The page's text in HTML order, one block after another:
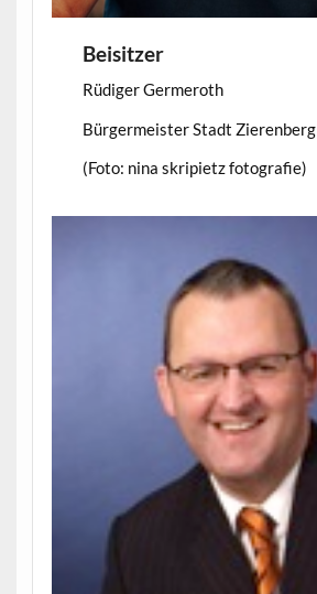
Beisitzer
Rüdiger Germeroth
Bürgermeister Stadt Zierenberg
(Foto: nina skripietz fotografie)